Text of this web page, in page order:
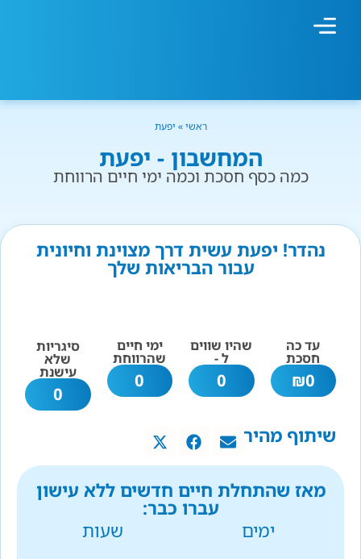
ראשי» יפעת
המחשבון - יפעת
כמה כסף חסכת וכמה ימי חיים הרווחת
נהדר! יפעת עשית דרך מצוינת וחיונית
עבור הבריאות שלך
עד כה
חסכת
0
₪
שהיו שווים
ל -
0
ימי חיים
שהרווחת
0
סיגריות
שלא
עישנת
0
שיתוף מהיר
מאז שהתחלת חיים חדשים ללא עישון
עברו כבר:
ימים
שעות